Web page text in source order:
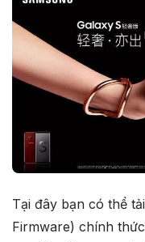
Tại đây bạn có thể
Firmware) chính